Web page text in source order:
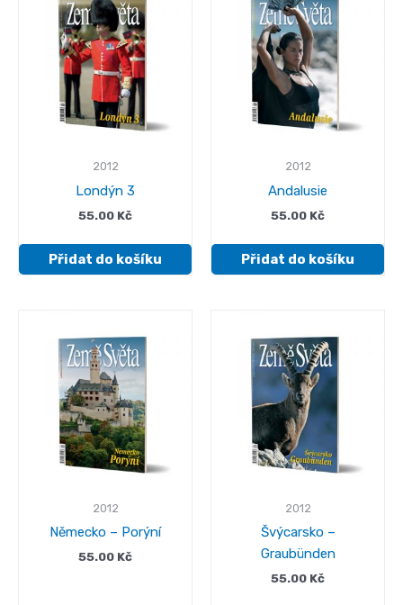
2012
Londýn 3
55.00 Kč
Přidat do košíku
2012
Andalusie
55.00 Kč
Přidat do košíku
2012
Německo – Porýní
55.00 Kč
2012
Švýcarsko –
Graubünden
55.00 Kč